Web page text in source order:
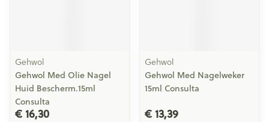
Gehwol
Gehwol Med Olie Nagel
Huid Bescherm.15ml
Consulta
€ 16,30
Gehwol
Gehwol Med Nagelweker
15ml Consulta
€ 13,39